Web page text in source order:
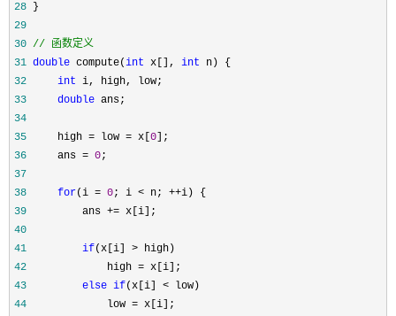
28
29
30 // 函数定义
31 double compute(int x[], int
32
int
33
double
34
35
     high = low = x[
0
36
     ans =
0
37
38
for(i = 0; i < n; ++
39
         ans +=
40
41
if(x[i] >
42
             high =
43
else if(x[i] <
44
             low =